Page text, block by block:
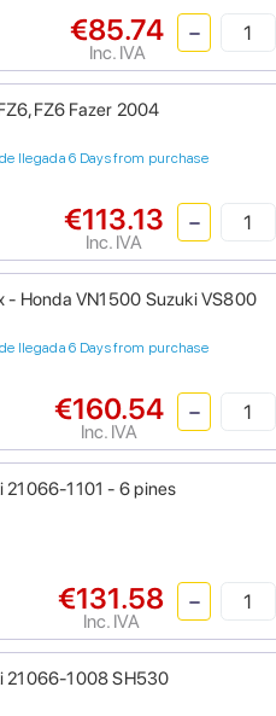
€85.74
Inc. IVA
Fazer 2004
llegada 6 Days from purchase
€113.13
Inc. IVA
- Honda VN1500 Suzuki VS800
llegada 6 Days from purchase
€160.54
Inc. IVA
21066-1101 - 6 pines
€131.58
Inc. IVA
21066-1008 SH530